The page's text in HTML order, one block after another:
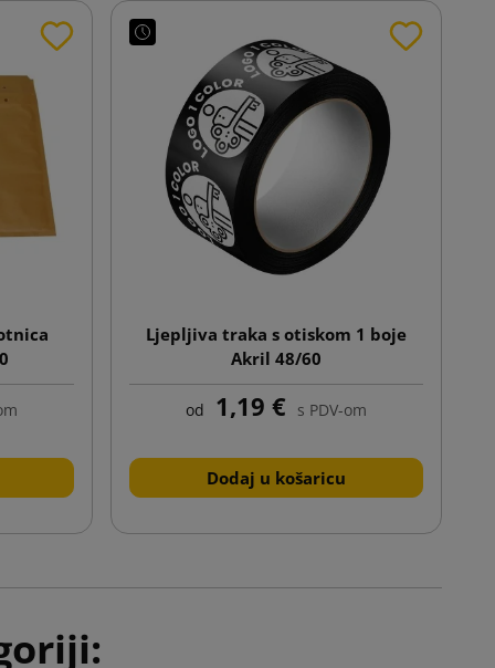
Ljepljiva traka s otiskom 1 boje
Akril 48/60
od 1,19 € s PDV-om
Dodaj u košaricu